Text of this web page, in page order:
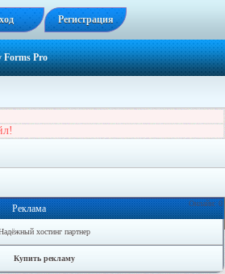
Регистрация
Forms Pro
Онлайн: 0
Реклама
хостинг партнер
Купить рекламу